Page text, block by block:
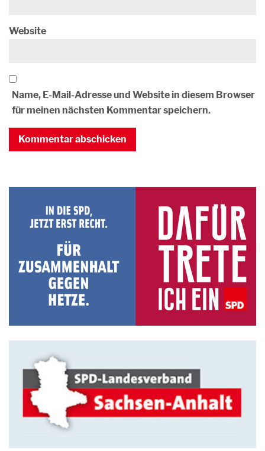
Website
Name, E-Mail-Adresse und Website in diesem Browser
für meinen nächsten Kommentar speichern.